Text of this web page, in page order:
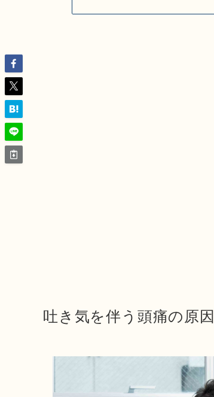
吐き気を伴う頭痛の原因